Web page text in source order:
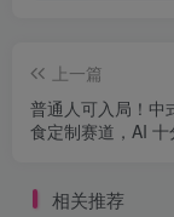
上一篇
普通人可入局！中
食定制赛道，AI 十
相关推荐